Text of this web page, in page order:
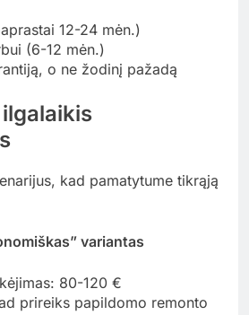
12-24 mėn.)
(6-12 mėn.)
o ne žodinį pažadą
kad pamatytume tikrąją
variantas
80-120 €
prireiks papildomo remonto